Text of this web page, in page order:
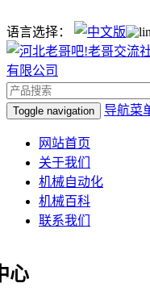
语言选择：
Toggle navigation 导航菜
网站首页
关于我们
机械自动化
机械百科
联系我们
心